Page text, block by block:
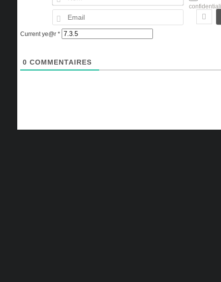
Current ye@r *
0 COMMENTAIRES